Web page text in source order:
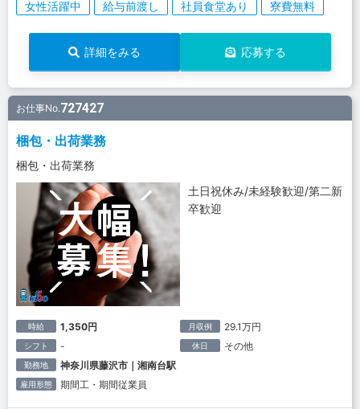
女性活躍中
給与前渡し 社員食堂あり 寮費無料
詳細をみる 応募する
お仕事No.727427
梱包・出荷業務
梱包・出荷業務
土日祝休み/未経験歓迎/第二新
卒歓迎
時給 1,350円 月収例 29.1万円
シフト - 休日 その他
勤務地 神奈川県藤沢市｜湘南台駅
雇用形態 期間工・期間従業員